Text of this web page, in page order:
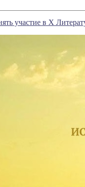
участие в Х